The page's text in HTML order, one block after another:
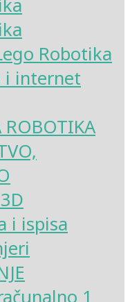
Robotika
i internet
ROBOTIKA
i ispisa
1